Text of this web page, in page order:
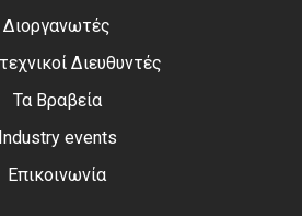
Διοργανωτές
Διευθυντές
Τα Βραβεία
Industry events
Επικοινωνία